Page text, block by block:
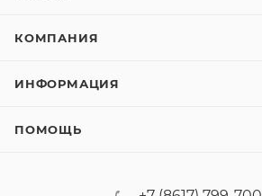
КОМПАНИЯ
ИНФОРМАЦИЯ
ПОМОЩЬ